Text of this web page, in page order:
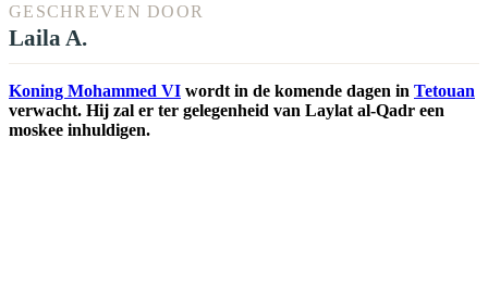
GESCHREVEN DOOR
Laila A.
Koning Mohammed VI wordt in de komende dagen in Tetouan
verwacht. Hij zal er ter gelegenheid van Laylat al-Qadr een
moskee inhuldigen.